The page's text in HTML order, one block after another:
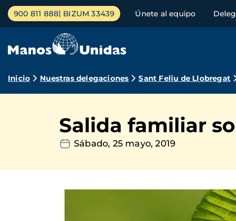
Pasar
contenido
Menú
principal
900 811 888 BIZUM 33439 Únete al equipo
Ruta
navegación
Inicio Nuestras delegaciones Sant Feliu de Llobregat
Salida familiar
Sábado, 25 mayo, 2019